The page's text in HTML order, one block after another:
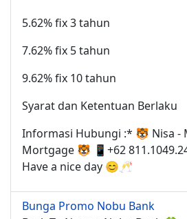
5.62% fix 3 tahun
7.62% fix 5 tahun
9.62% fix 10 tahun
Syarat dan Ketentuan Berlaku
Informasi Hubungi :* 🐯 Nisa -
Mortgage 🐯 📱+62
Have a nice day 😊🥂
Bunga Promo Nobu Bank